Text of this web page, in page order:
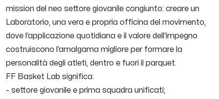
mission del neo settore giovanile congiunto: creare un
Laboratorio, una vera e propria officina del movimento,
dove l’applicazione quotidiana e il valore dell’impegno
costruiscono l’amalgama migliore per formare la
personalità degli atleti, dentro e fuori il parquet.
FF Basket Lab significa:
- settore giovanile e prima squadra unificati;